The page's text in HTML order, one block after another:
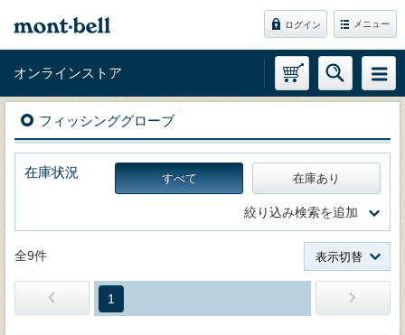
ログイン メニュー
オンラインストア
フィッシンググローブ
在庫状況 すべて 在庫あり
絞り込み検索を追加
全9件 表示切替
1